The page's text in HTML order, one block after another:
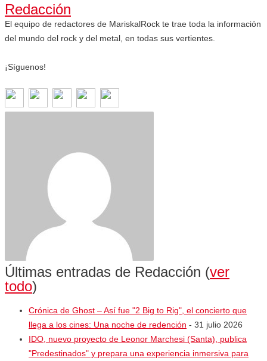
Redacción
El equipo de redactores de MariskalRock te trae toda la información
del mundo del rock y del metal, en todas sus vertientes.
¡Síguenos!
Últimas entradas de Redacción (ver
todo)
Crónica de Ghost – Así fue "2 Big to Rig", el concierto que
llega a los cines: Una noche de redención - 31 julio 2026
IDO, nuevo proyecto de Leonor Marchesi (Santa), publica
"Predestinados" y prepara una experiencia inmersiva para